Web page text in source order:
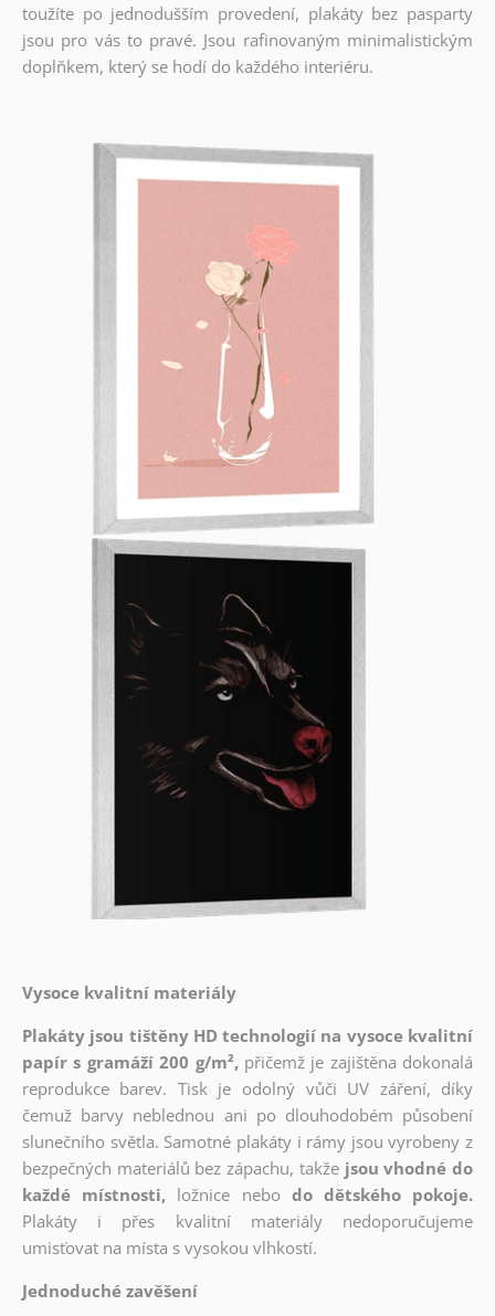
toužíte po jednodušším provedení, plakáty bez pasparty
jsou pro vás to pravé. Jsou rafinovaným minimalistickým
doplňkem, který se hodí do každého interiéru.
Vysoce kvalitní materiály
Plakáty jsou tištěny HD technologií na vysoce kvalitní
papír s gramáží 200 g/m², přičemž je zajištěna dokonalá
reprodukce barev. Tisk je odolný vůči UV záření, díky
čemuž barvy neblednou ani po dlouhodobém působení
slunečního světla. Samotné plakáty i rámy jsou vyrobeny z
bezpečných materiálů bez zápachu, takže jsou vhodné do
každé místnosti, ložnice nebo do dětského pokoje.
Plakáty i přes kvalitní materiály nedoporučujeme
umisťovat na místa s vysokou vlhkostí.
Jednoduché zavěšení